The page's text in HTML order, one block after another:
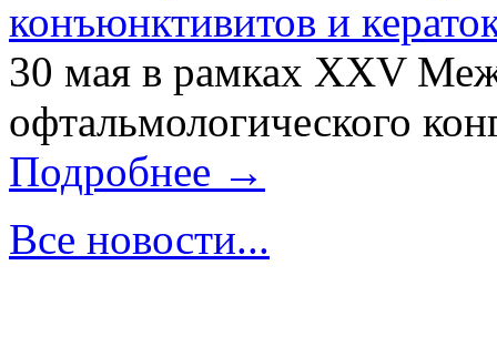
конъюнктивитов и
30 мая в рамках XXV
офтальмологического
Подробнее →
Все новости...